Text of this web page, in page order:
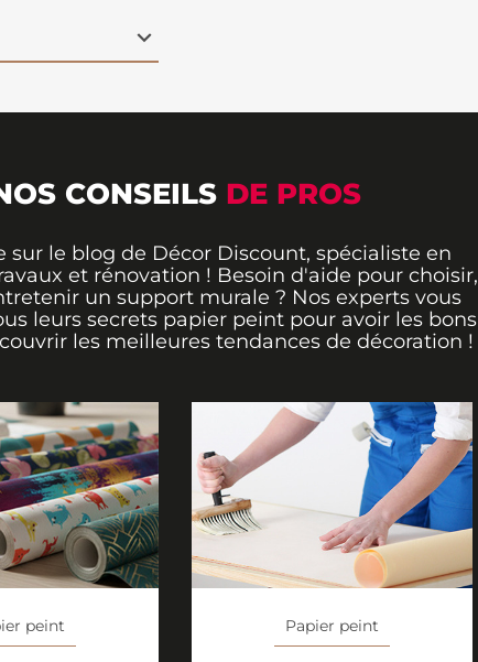
CONSEILS DE PROS
sur le blog de Décor Discount, spécialiste en
et rénovation ! Besoin d'aide pour choisir,
un support murale ? Nos experts vous
leurs secrets papier peint pour avoir les bons
les meilleures tendances de décoration !
peint Papier peint